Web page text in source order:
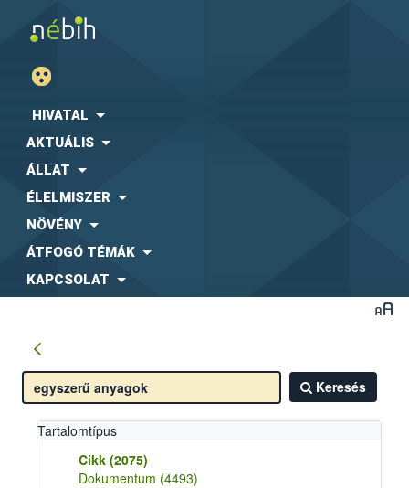
HIVATAL
AKTUÁLIS
ÁLLAT
ÉLELMISZER
NÖVÉNY
ÁTFOGÓ TÉMÁK
KAPCSOLAT
Keresés
Tartalomtípus
Cikk (2075)
Dokumentum (4493)